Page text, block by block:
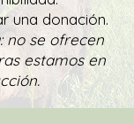
una donación.
no se ofrecen
estamos en